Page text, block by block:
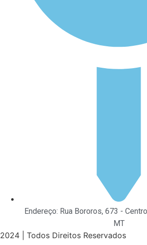
Endereço: Rua Bororos, 673 -
MT
2024 | Todos Direitos Reservados